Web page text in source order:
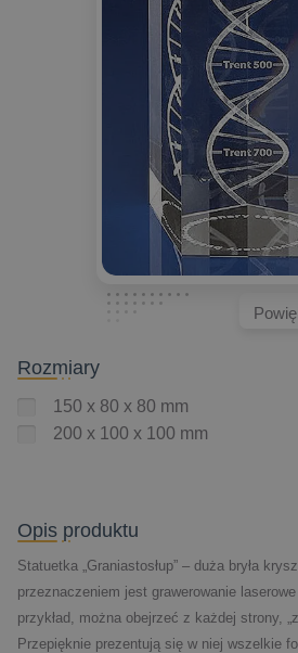
Rozmiary
150 x 80 x 80 mm
200 x 100 x 100 mm
Opis produktu
Statuetka „Graniastosłup” – duża bryła
przeznaczeniem jest grawerowanie
przykład, można obejrzeć z każdej strony,
Przepięknie prezentują się w niej wszelkie